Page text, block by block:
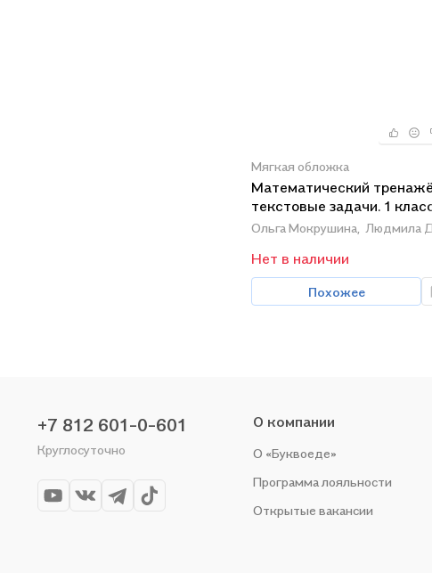
Мягкая обложка
Математический
текстовые задачи. 1
Ольга Мокрушина, Людмила
Нет в наличии
Похожее
+7 812 601-0-601
Круглосуточно
О компании
О «Буквоеде»
Программа лояльности
Открытые вакансии